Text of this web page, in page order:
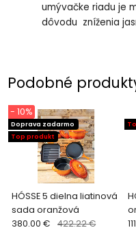
umývačke riadu je
dôvodu zníženia
Podobné
HÓSSE 5 dielna liatinová
sada oranžová
Doprava zadarmo
Top produkt
- 10%
380.00 € 422.22 €